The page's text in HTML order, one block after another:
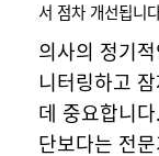
서 점차 개선됩니
의사의 정기
니터링하고
데 중요합니
단보다는 전